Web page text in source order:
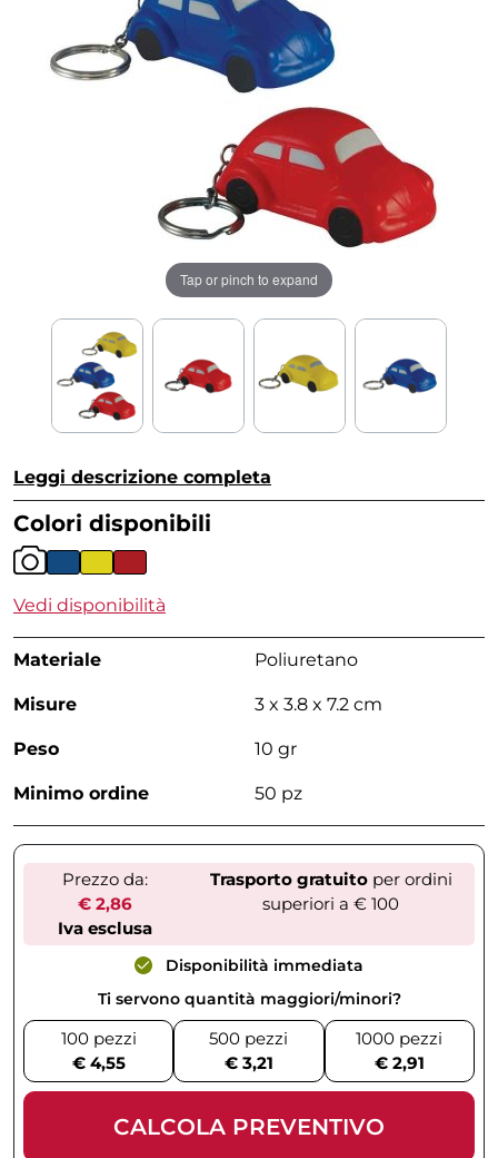
Tap or pinch to expand
Leggi descrizione completa
Colori disponibili
Vedi disponibilità
Materiale Poliuretano
Misure 3 x 3.8 x 7.2 cm
Peso 10 gr
Minimo ordine 50 pz
Prezzo da:
€ 2,86
Iva esclusa
Trasporto gratuitoper ordini
superiori a € 100
Disponibilità immediata
Ti servono quantità maggiori/minori?
100 pezzi
€ 4,55
500 pezzi
€ 3,21
1000 pezzi
€ 2,91
CALCOLA PREVENTIVO